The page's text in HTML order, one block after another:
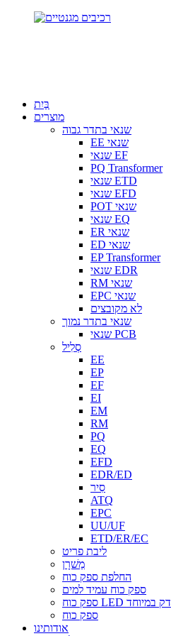
בַּיִת
מוצרים
שנאי בתדר גבוה
EE שנאי
שנאי EF
PQ Transformer
שנאי ETD
שנאי EFD
POT שנאי
שנאי EQ
ER שנאי
ED שנאי
EP Transformer
שנאי EDR
RM שנאי
EPC שנאי
לא מקובצים
שנאי בתדר נמוך
שנאי PCB
סְלִיל
EE
EP
EF
EI
EM
RM
PQ
EQ
EFD
EDR/ED
סִיר
ATQ
EPC
UU/UF
ETD/ER/EC
ליבת פריט
מַשׁרָן
החלפת ספק כוח
ספק כוח עמיד למים
ספק כוח LED דק במיוחד
ספק כוח
אודותינו